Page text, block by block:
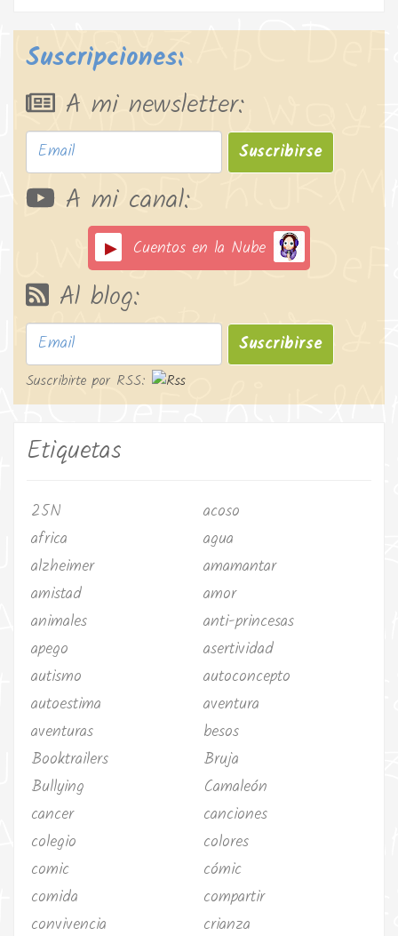
Suscripciones:
A mi newsletter:
Suscribirse
A mi canal:
Cuentos en la Nube
Al blog:
Suscribirse
Suscribirte por RSS:
Etiquetas
25N
acoso
africa
agua
alzheimer
amamantar
amistad
amor
animales
anti-princesas
apego
asertividad
autismo
autoconcepto
autoestima
aventura
aventuras
besos
Booktrailers
Bruja
Bullying
Camaleón
cancer
canciones
colegio
colores
comic
cómic
comida
compartir
convivencia
crianza